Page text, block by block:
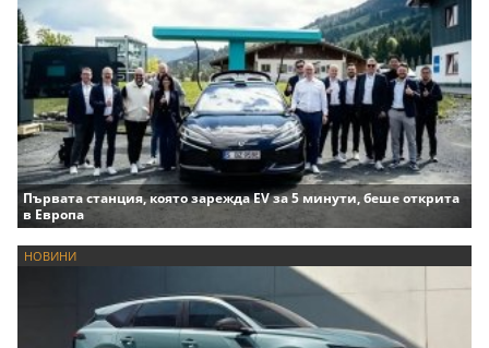
Първата станция, която зарежда EV за 5 минути, беше открита
в Европа
НОВИНИ